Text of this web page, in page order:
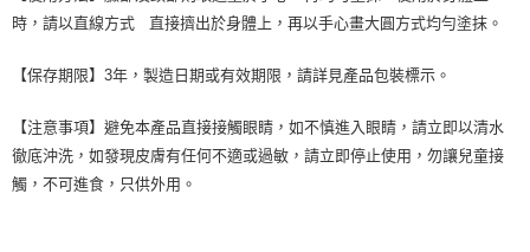
時，請以直線方式 直接擠出於身體上，再以手心畫大圓方式均勻塗抹。
【保存期限】3年，製造日期或有效期限，請詳見產品包裝標示。
【注意事項】避免本產品直接接觸眼睛，如不慎進入眼睛，請立即以清水
徹底沖洗，如發現皮膚有任何不適或過敏，請立即停止使用，勿讓兒童接
觸，不可進食，只供外用。